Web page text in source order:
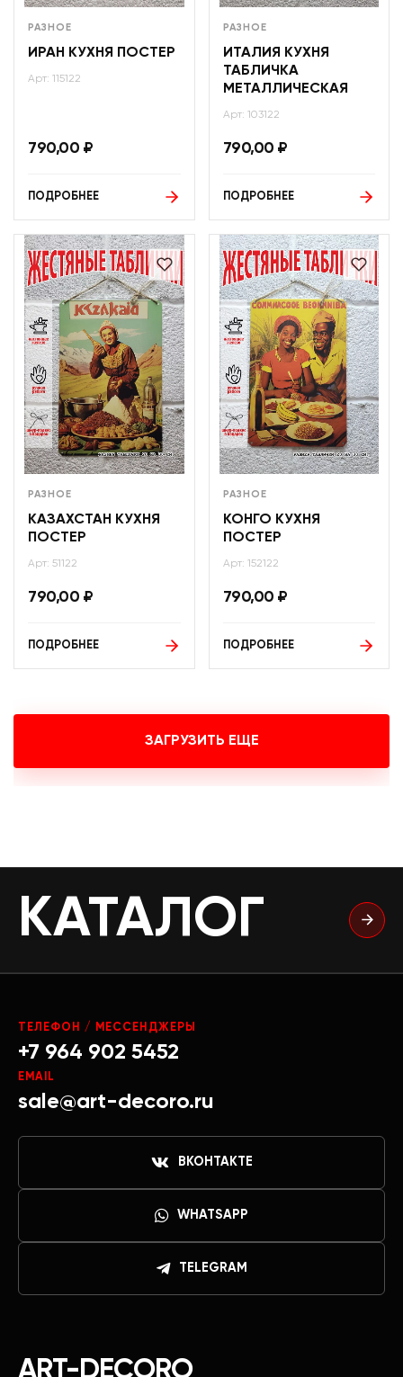
РАЗНОЕ
ИРАН КУХНЯ ПОСТЕР
Арт: 115122
790,00 ₽
ПОДРОБНЕЕ
РАЗНОЕ
ИТАЛИЯ КУХНЯ
ТАБЛИЧКА
МЕТАЛЛИЧЕСКАЯ
Арт: 103122
790,00 ₽
ПОДРОБНЕЕ
РАЗНОЕ
КАЗАХСТАН КУХНЯ
ПОСТЕР
Арт: 51122
790,00 ₽
ПОДРОБНЕЕ
РАЗНОЕ
КОНГО КУХНЯ
ПОСТЕР
Арт: 152122
790,00 ₽
ПОДРОБНЕЕ
ЗАГРУЗИТЬ ЕЩЕ
КАТАЛОГ
ART-DECORO
ТЕЛЕФОН / МЕССЕНДЖЕРЫ
+7 964 902 5452
EMAIL
sale@art-decoro.ru
ВКОНТАКТЕ
WHATSAPP
TELEGRAM